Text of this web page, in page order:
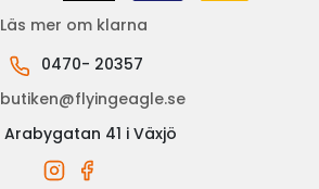
Läs mer om klarna
0470- 20357
butiken@flyingeagle.se
Arabygatan 41 i Växjö